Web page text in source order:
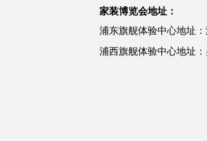
家装博览会地址：
浦东旗舰体验中心地址
浦西旗舰体验中心地址